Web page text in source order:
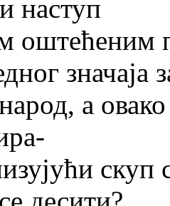
наступ
оштећеним
значаја
а
скуп